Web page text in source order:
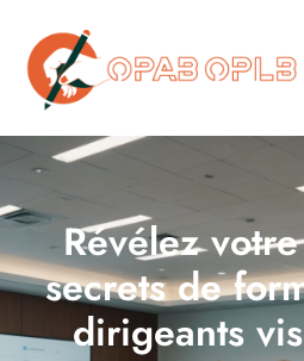
Révélez
secrets de
dirigeants